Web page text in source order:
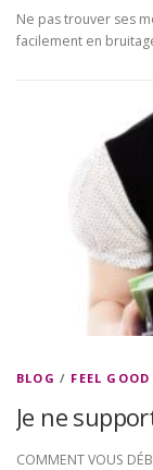
Ne pas trouver ses
facilement en
BLOG / FEEL GOOD
Je ne
COMMENT VOUS